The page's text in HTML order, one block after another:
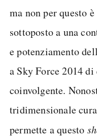
ma non per questo è
sottoposto a una
e potenziamento
a Sky Force 2014 di
coinvolgente.
tridimensionale
permette a questo